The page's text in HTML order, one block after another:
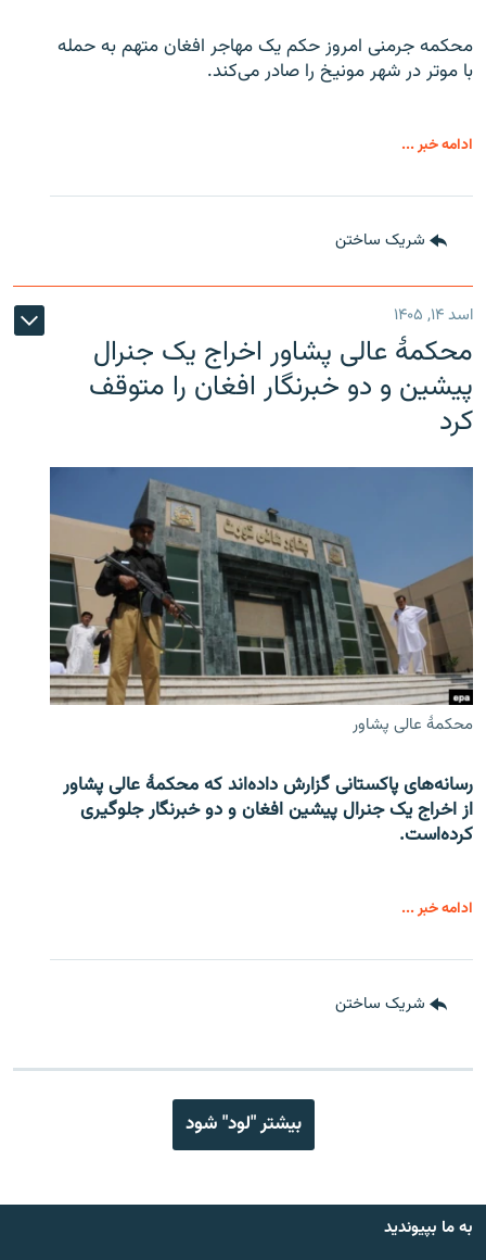
محکمه جرمنی امروز حکم یک مهاجر افغان متهم به حمله
با موتر در شهر مونیخ را صادر می‌کند.
ادامه خبر ...
شریک ساختن
اسد ۱۴, ۱۴۰۵
محکمۀ عالی پشاور اخراج یک جنرال
پیشین و دو خبرنگار افغان را متوقف
کرد
محکمۀ عالی پشاور
رسانه‌های پاکستانی گزارش داده‌اند که محکمۀ عالی پشاور
از اخراج یک جنرال پیشین افغان و دو خبرنگار جلوگیری
کرده‌است.
ادامه خبر ...
شریک ساختن
بیشتر "لود" شود
به ما بپیوندید